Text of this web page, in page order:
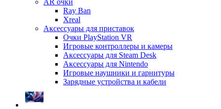
AR очки
Ray Ban
Xreal
Аксессуары для приставок
Очки PlayStation VR
Игровые контроллеры и камеры
Аксессуары для Steam Desk
Аксессуары для Nintendo
Игровые наушники и гарнитуры
Зарядные устройства и кабели